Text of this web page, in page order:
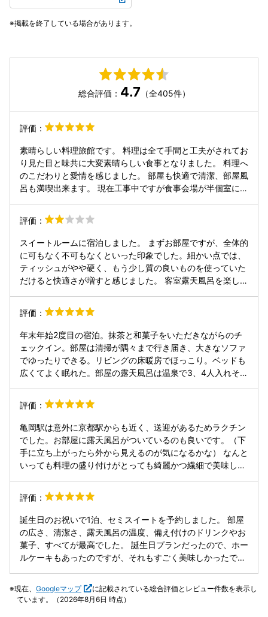
掲載を終了している場合があります。
総合評価： 4.7 （全405件）
評価：
素晴らしい料理旅館です。 料理は全て手間と工夫がされてお
り見た目と味共に大変素晴らしい食事となりました。 料理へ
のこだわりと愛情を感じました。 部屋も快適で清潔、部屋風
呂も満喫出来ます。 現在工事中ですが食事会場が半個室にな
を期待します。旬の料理を味わいに再訪したいです。
評価：
スイートルームに宿泊しました。 まずお部屋ですが、全体的
に可もなく不可もなくといった印象でした。細かい点では、
ティッシュがやや硬く、もう少し質の良いものを使っていた
だけると快適さが増すと感じました。 客室露天風呂を楽しみ
んでおり、その時点で入る気になれず、結局内風呂のみの利
用となりました。これがかなり残念で、テンションが下がっ
てしまいました。 また、夜には部屋の中にもカメムシが入り
込み、1時間ほど格闘することになりました。同伴者が虫が
苦手なため気づかれないよう一人で対応しましたが、駆除の
際に臭いを発してしまい、その消臭にもかなり時間がかかり
ました。結果的に心身ともに疲れてしまい、落ち着いて休め
る程度の覚悟はしていましたが、実際に発生すると特別な日
露天風呂に蓋を設置するなどの工夫があれば防げるのではと
感じましたが、用意されていたのは簡易的な網のみで、利用
者任せの印象を受けました。最低限の対策はされているもの
の、もう一歩踏み込んだ対応を期待したいところです。 大浴
場についてはシンプルな造りで、混雑がない点は良かったも
のの、温泉としての満足度はそこまで高くありませんでし
満足でした。料理長の方の対応も印象が良く、この宿の大き
な魅力だと感じました。 総合的に見ると、料理は間違いなく
おすすめできますが、虫に関する体験が大きく印象に残って
しまい、再訪は難しいと感じています。
評価：
年末年始2度目の宿泊。抹茶と和菓子をいただきながらのチ
ェックイン。部屋は清掃が隅々まで行き届き、大きなソファ
でゆったりできる。リビングの床暖房でほっこり。ベッドも
広くてよく眠れた。部屋の露天風呂は温泉で3、4人入れそう
してベランダへと続く動線なのでバスローブのまま外気欲が
できて気持ちいい。オリオン座をすぐそこに見ながらのんび
りと存分に楽しめた。食事はとても上品で美しく、品数も多
い。どれもこれも手の込んだ逸品をお腹いっぱい堪能した。
スタッフ皆さんのおもてなしの気持ちがとても心地よい。ア
ーユルベーダは極楽極楽（笑）その一言。少なくとも年一回
は宿泊したい宿です。秋の友人との宿泊予約済み。年末年始
らしいお宿です。
評価：
亀岡駅は意外に京都駅からも近く、送迎があるためラクチン
でした。お部屋に露天風呂がついているのも良いです。（下
手に立ち上がったら外から見えるのが気になるかな） なんと
いっても料理の盛り付けがとっても綺麗かつ繊細で美味しか
放題、部屋備付のドリンクが無料など追加のサービスも良い
です。
評価：
誕生日のお祝いで1泊、セミスイートを予約しました。 部屋
の広さ、清潔さ、露天風呂の温度、備え付けのドリンクやお
菓子、すべてが最高でした。 誕生日プランだったので、ホー
ルケーキもあったのですが、それもすごく美味しかったで
タッフの方のサービスやおもてなしも良く、やっぱり日本の
旅館って最高だなと改めて感じました。 また必ず泊まりに来
現在、 Googleマップ
に記載されている総合評価とレビュー件数を表示し
ています。（2026年8月6日 時点）